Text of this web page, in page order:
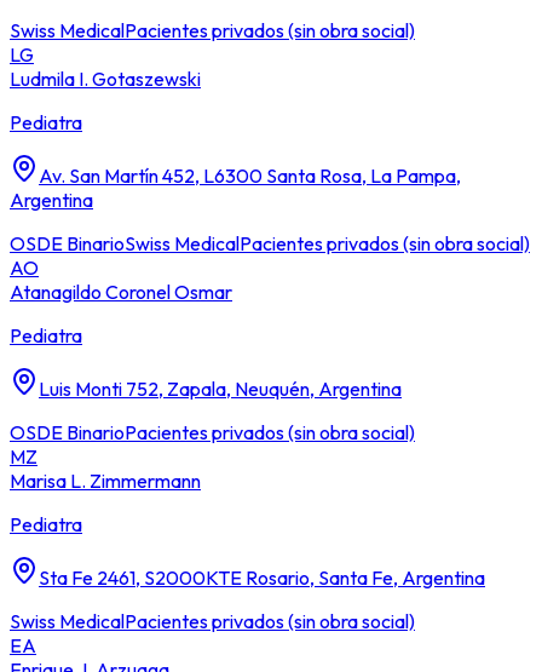
Swiss MedicalPacientes privados (sin obra social)
LG
Ludmila I. Gotaszewski
Pediatra
Av. San Martín 452, L6300 Santa Rosa, La Pampa,
Argentina
OSDE BinarioSwiss MedicalPacientes privados (sin obra social)
AO
Atanagildo Coronel Osmar
Pediatra
Luis Monti 752, Zapala, Neuquén, Argentina
OSDE BinarioPacientes privados (sin obra social)
MZ
Marisa L. Zimmermann
Pediatra
Sta Fe 2461, S2000KTE Rosario, Santa Fe, Argentina
Swiss MedicalPacientes privados (sin obra social)
EA